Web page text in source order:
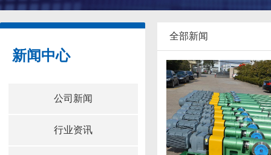
新闻中心
公司新闻
行业资讯
全部新闻